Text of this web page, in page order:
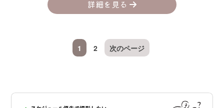
詳細を見る
1 2 次のページ